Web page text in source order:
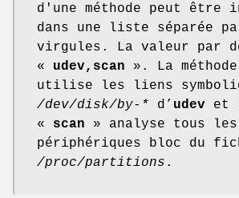
d'une méthode peut être
dans une liste séparée
virgules. La valeur par
« udev,scan ». La
utilise les liens
/dev/disk/by-* d’ udev et
« scan » analyse tous les
périphériques bloc du
/proc/partitions .